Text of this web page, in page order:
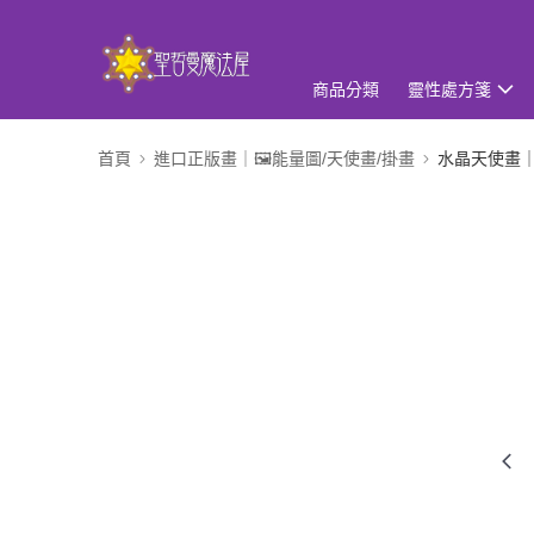
商品分類 靈性處方箋
首頁 進口正版畫｜🖼️能量圖/天使畫/掛畫 水晶天使畫